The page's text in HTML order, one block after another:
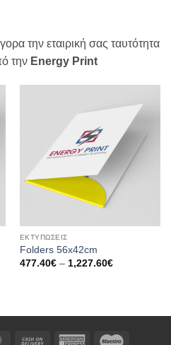
την εταιρική σας ταυτότητα
την Energy Print
ΕΚΤΥΠΩΣΕΙΣ
Folders 56x42cm
477.40€ – 1,227.60€Price
MasterCardCash American